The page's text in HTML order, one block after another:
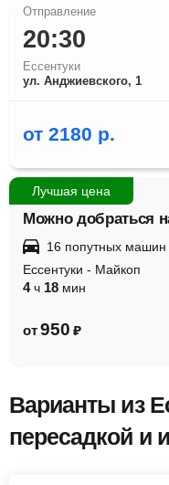
20:30
Ессентуки
ул. Анджиевского, 1
от 2180 р.
Лучшая цена
Можно добраться
16 попутных машин
Ессентуки - Майкоп
4 ч 18 мин
от 950 ₽
Варианты из
пересадкой и